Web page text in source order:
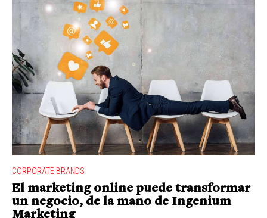
CORPORATE BRANDS
El marketing online puede transformar
un negocio, de la mano de Ingenium
Marketing